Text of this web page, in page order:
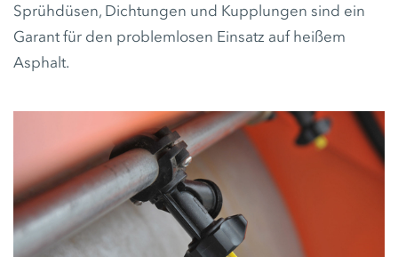
Sprühdüsen, Dichtungen und Kupplungen sind ein
Garant für den problemlosen Einsatz auf heißem
Asphalt.